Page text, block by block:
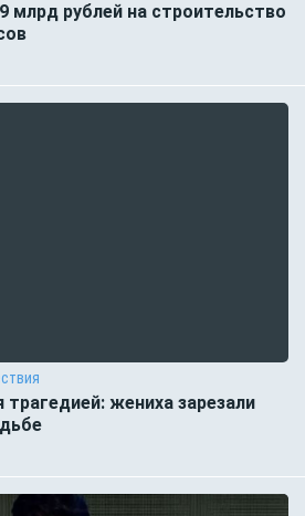
млрд рублей на строительство
трагедией: жениха зарезали